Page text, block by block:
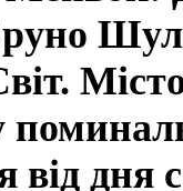
у
від